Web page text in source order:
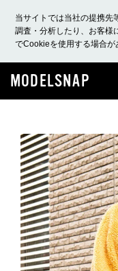
当サイトでは当社の提携先
調査・分析したり、お客様
でCookieを使用する場合が
ホーム モデル募集
MODELSNAP